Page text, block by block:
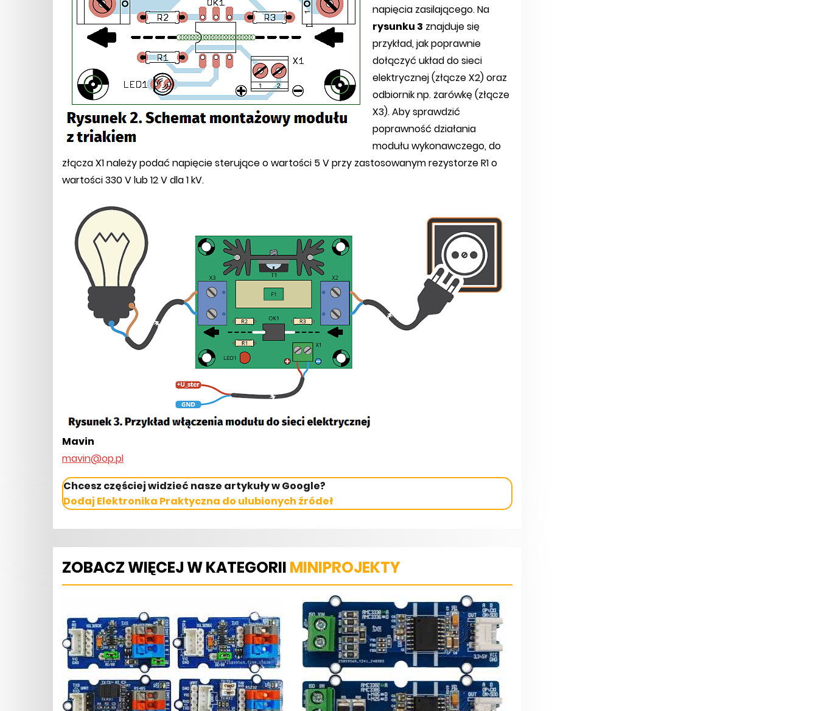
napięcia zasilającego. Na
rysunku 3 znajduje się
przykład, jak poprawnie
dołączyć układ do sieci
elektrycznej (złącze X2) oraz
odbiornik np. żarówkę (złącze
X3). Aby sprawdzić
poprawność działania
modułu wykonawczego, do
złącza X1 należy podać napięcie sterujące o wartości 5 V przy zastosowanym rezystorze R1 o
wartości 330 V lub 12 V dla 1 kV.
Mavin
mavin@op.pl
Chcesz częściej widzieć nasze artykuły w Google?
Dodaj Elektronika Praktyczna do ulubionych źródeł
ZOBACZ WIĘCEJ W KATEGORII MINIPROJEKTY